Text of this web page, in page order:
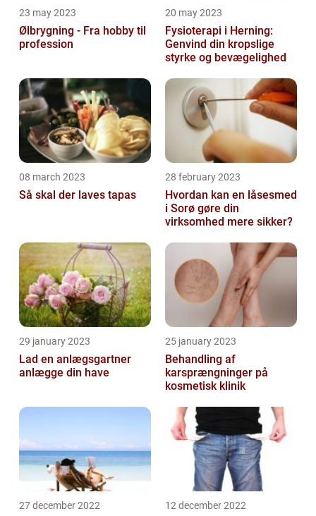
23 may 2023
Ølbrygning - Fra hobby til
profession
20 may 2023
Fysioterapi i Herning:
Genvind din kropslige
styrke og bevægelighed
08 march 2023
Så skal der laves tapas
28 february 2023
Hvordan kan en låsesmed
i Sorø gøre din
virksomhed mere sikker?
29 january 2023
Lad en anlægsgartner
anlægge din have
25 january 2023
Behandling af
karsprængninger på
kosmetisk klinik
27 december 2022 12 december 2022